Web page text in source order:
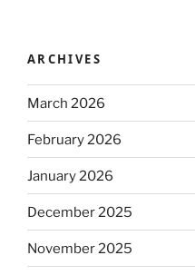
ARCHIVES
March 2026
February 2026
January 2026
December 2025
November 2025